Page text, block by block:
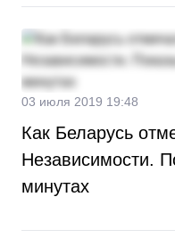
03 июля 2019 19:48
Как Беларусь
Независимости.
минутах